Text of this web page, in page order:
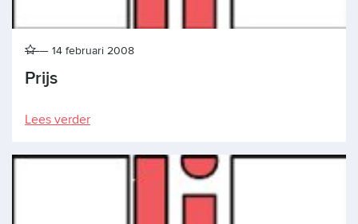
Prijs
14 februari 2008
Lees verder